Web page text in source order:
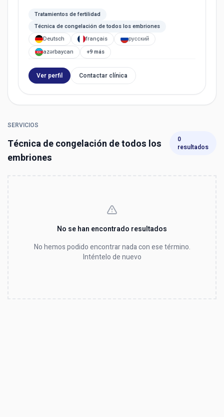
Tratamientos de fertilidad
Técnica de congelación de todos los embriones
Deutsch
français
русский
azərbaycan
+9 más
Ver perfil Contactar clínica
SERVICIOS
Técnica de congelación de todos los
embriones
0
resultados
No se han encontrado resultados
No hemos podido encontrar nada con ese término.
Inténtelo de nuevo